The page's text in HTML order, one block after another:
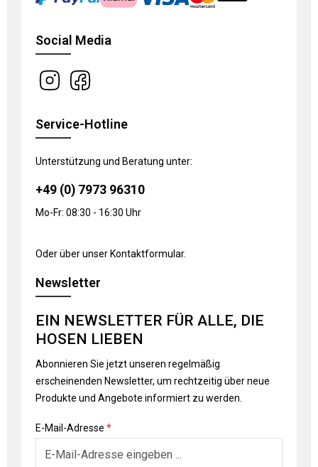
Social Media
Service-Hotline
Unterstützung und Beratung unter:
+49 (0) 7973 96310
Mo-Fr: 08:30 - 16:30 Uhr
Oder über unser Kontaktformular.
Newsletter
EIN NEWSLETTER FÜR ALLE, DIE
HOSEN LIEBEN
Abonnieren Sie jetzt unseren regelmäßig
erscheinenden Newsletter, um rechtzeitig über neue
Produkte und Angebote informiert zu werden.
E-Mail-Adresse *